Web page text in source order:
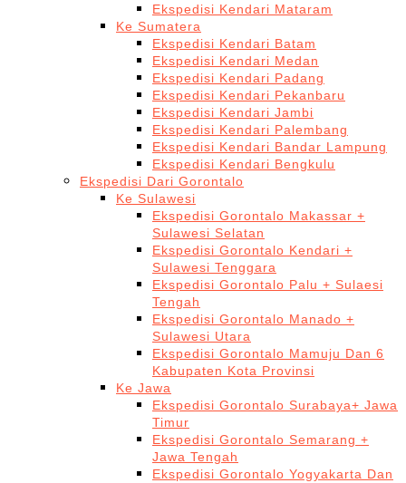
Ekspedisi Kendari Mataram
Ke Sumatera
Ekspedisi Kendari Batam
Ekspedisi Kendari Medan
Ekspedisi Kendari Padang
Ekspedisi Kendari Pekanbaru
Ekspedisi Kendari Jambi
Ekspedisi Kendari Palembang
Ekspedisi Kendari Bandar Lampung
Ekspedisi Kendari Bengkulu
Ekspedisi Dari Gorontalo
Ke Sulawesi
Ekspedisi Gorontalo Makassar +
Sulawesi Selatan
Ekspedisi Gorontalo Kendari +
Sulawesi Tenggara
Ekspedisi Gorontalo Palu + Sulaesi
Tengah
Ekspedisi Gorontalo Manado +
Sulawesi Utara
Ekspedisi Gorontalo Mamuju Dan 6
Kabupaten Kota Provinsi
Ke Jawa
Ekspedisi Gorontalo Surabaya+ Jawa
Timur
Ekspedisi Gorontalo Semarang +
Jawa Tengah
Ekspedisi Gorontalo Yogyakarta Dan